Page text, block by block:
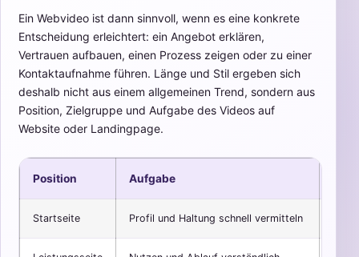
Ein Webvideo ist dann sinnvoll, wenn es eine konkrete
Entscheidung erleichtert: ein Angebot erklären,
Vertrauen aufbauen, einen Prozess zeigen oder zu einer
Kontaktaufnahme führen. Länge und Stil ergeben sich
deshalb nicht aus einem allgemeinen Trend, sondern aus
Position, Zielgruppe und Aufgabe des Videos auf
Website oder Landingpage.
Position Aufgabe
Startseite Profil und Haltung schnell vermitteln